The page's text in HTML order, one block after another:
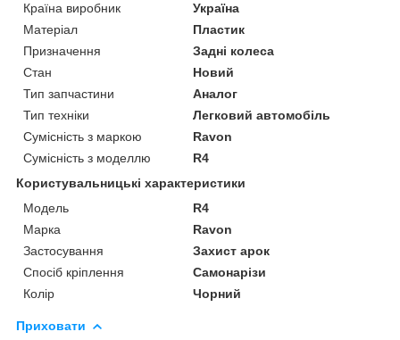
Країна виробник
Україна
Матеріал
Пластик
Призначення
Задні колеса
Стан
Новий
Тип запчастини
Аналог
Тип техніки
Легковий автомобіль
Сумісність з маркою
Ravon
Сумісність з моделлю
R4
Користувальницькі характеристики
Мoдель
R4
Марка
Ravon
Застосування
Захист арок
Спосіб кріплення
Самонарізи
Колір
Чорний
Приховати